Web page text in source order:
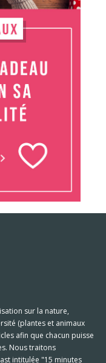
sur la nature,
(plantes et animaux
afin que chacun puisse
Nous traitons
intitulée "15 minutes